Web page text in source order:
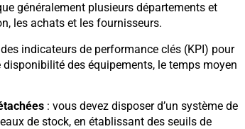
généralement plusieurs départements et
les achats et les fournisseurs.
indicateurs de performance clés (KPI) pour
des équipements, le temps moyen
: vous devez disposer d’un système de
de stock, en établissant des seuils de